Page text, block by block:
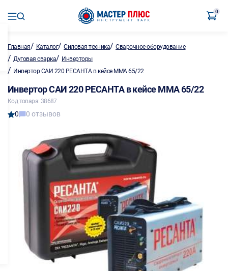
0
Главная/ Каталог/Силовая техника/Сварочное оборудование
/ Дуговая сварка/ Инверторы
/ Инвертор САИ 220 РЕСАНТА в кейсе MMA 65/22
Инвертор САИ 220 РЕСАНТА в кейсе MMA 65/22
Код товара: 38687
0 0 отзывов